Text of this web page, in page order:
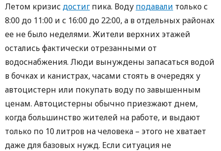
Летом кризисдостиг пика. Воду подавали только с
8:00 до 11:00 и с 16:00 до 22:00, а в отдельных районах
ее не было неделями. Жители верхних этажей
остались фактически отрезанными от
водоснабжения. Люди вынуждены запасаться водой
в бочках и канистрах, часами стоять в очередях у
автоцистерн или покупать воду по завышенным
ценам. Автоцистерны обычно приезжают днем,
когда большинство жителей на работе, и выдают
только по 10 литров на человека – этого не хватает
даже для базовых нужд. Если ситуация не